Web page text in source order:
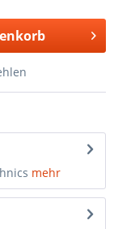
mehr